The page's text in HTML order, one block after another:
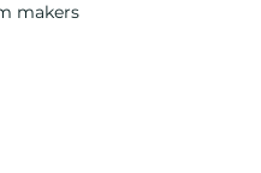
makers